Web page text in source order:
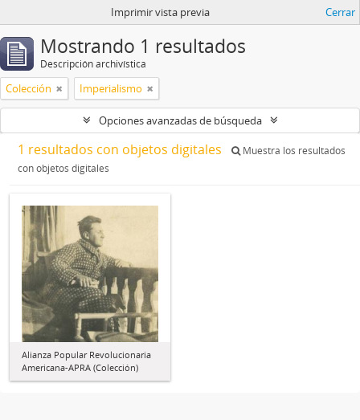
Imprimir vista previa Cerrar
Mostrando 1 resultados
Descripción archivística
Colección Imperialismo
Opciones avanzadas de búsqueda
1 resultados con objetos digitales
Muestra los resultados
con objetos digitales
Alianza Popular Revolucionaria
Americana-APRA (Colección)